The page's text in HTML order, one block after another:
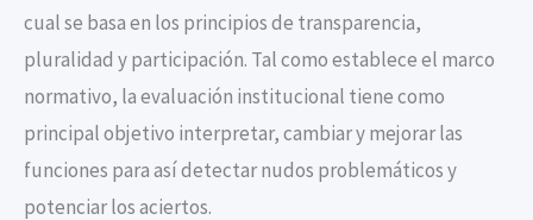
cual se basa en los principios de transparencia,
pluralidad y participación. Tal como establece el marco
normativo, la evaluación institucional tiene como
principal objetivo interpretar, cambiar y mejorar las
funciones para así detectar nudos problemáticos y
potenciar los aciertos.